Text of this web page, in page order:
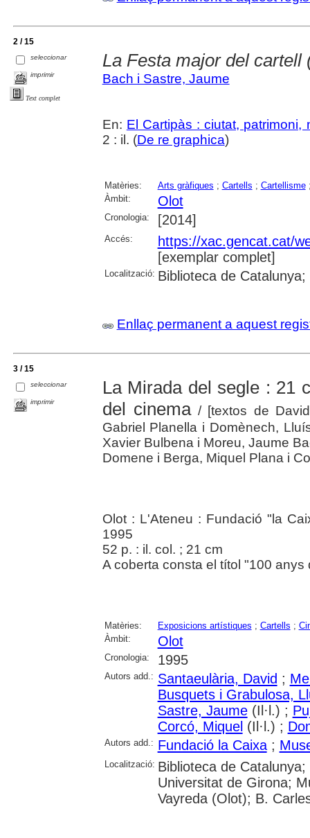
2 / 15
seleccionar
imprimir
Text complet
La Festa major del cartell
Bach i Sastre, Jaume
En: El Cartipàs : ciutat, patrimoni,
2 : il. (De re graphica)
Matèries: Arts gràfiques ; Cartells ; Cartellisme
Àmbit:
Olot
Cronologia: [2014]
Accés:
https://xac.gencat.cat/
[exemplar complet]
Localització: Biblioteca de
Enllaç permanent a aquest
3 / 15
seleccionar
imprimir
La Mirada del segle : 21
del cinema/ [textos de David
Gabriel Planella i Domènech,
Xavier Bulbena i Moreu, Jaume
Domene i Berga, Miquel Plana i
Olot : L'Ateneu : Fundació "la
1995
52 p. : il. col. ; 21 cm
A coberta consta el títol "100 anys
Matèries: Exposicions artístiques ; Cartells ;
Àmbit:
Olot
Cronologia: 1995
Autors add.: Santaeulària, David ;
Busquets i Grabulosa,
Sastre, Jaume(Il·l.) ;
Corcó, Miquel (Il·l.) ;
Autors add.: Fundació la Caixa;
Localització: Biblioteca de
Universitat de Girona;
Vayreda (Olot); B.